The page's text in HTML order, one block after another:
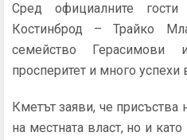
Сред официалните
Костинброд – Трайко
семейство
просперитет и много успехи
Кметът заяви, че присъства
на местната власт, но и